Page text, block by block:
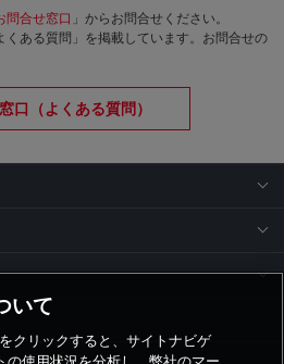
問合せ窓口 」からお問合せください。
くある質問」を掲載しています。お問合せの
口（よくある質問）
いて
クリックすると、サイトナビゲ